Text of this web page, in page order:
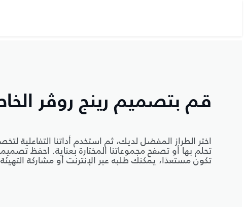
قم بتصميم رينج روڤر
اختر الطراز المفضل لديك، ثم استخدم أداتنا التفاعلية
تحلم بها أو تصفح مجموعاتنا المختارة بعناية. احفظ
تكون مستعدًا، يمكنك طلبه عبر الإنترنت أو مشاركة